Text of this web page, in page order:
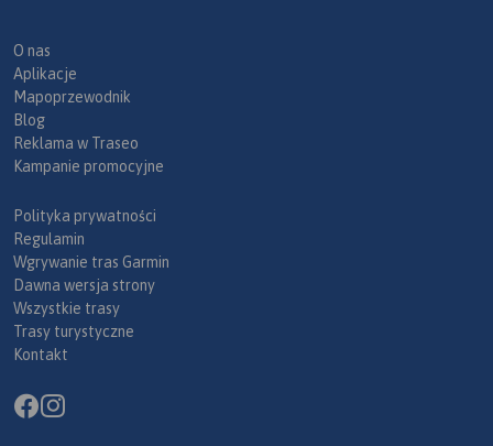
O nas
Aplikacje
Mapoprzewodnik
Blog
Reklama w Traseo
Kampanie promocyjne
Polityka prywatności
Regulamin
Wgrywanie tras Garmin
Dawna wersja strony
Wszystkie trasy
Trasy turystyczne
Kontakt